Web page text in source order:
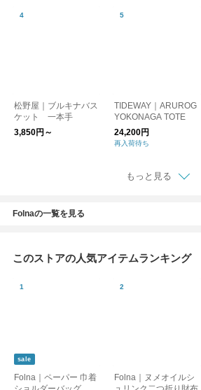
松野屋｜ブルキナバス
ケット 一本手
3,850円～
TIDEWAY｜ARUROG
YOKONAGA TOTE
24,200円
再入荷待ち
もっと見る
Folnaの一覧を見る
このストアの人気アイテムランキング
sale
Folna｜ペーパー 巾着
Folna｜ヌメオイルシ